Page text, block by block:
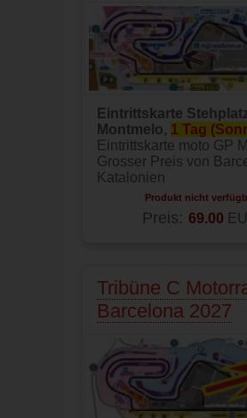
Eintrittskarte
Montmelo, 1 Tag
Eintrittskarte moto GP
Grosser Preis von
Katalonien
Produkt nicht
Preis: 69.00
Tribüne C
Barcelona 2027